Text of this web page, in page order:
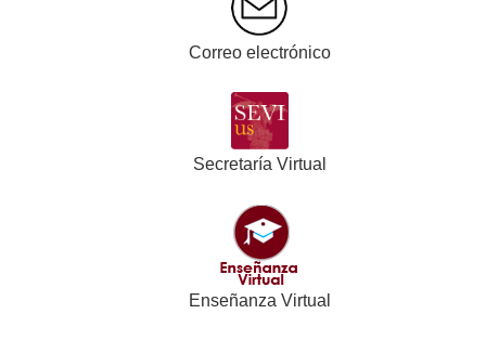
Correo electrónico
Secretaría Virtual
Enseñanza Virtual